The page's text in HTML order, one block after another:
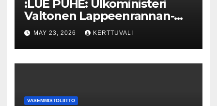
:LUE PUHE: Ulkoministeri
Valtonen Lappeenrannan-
Lahden teknillisen yliopiston
kunniatohtoriksi
MAY 23, 2026 KERTTUVALI
VASEMMISTOLIITTO